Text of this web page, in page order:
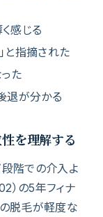
感じる
と指摘された
た
退が分かる
を理解する
階での介入よ
）の5年フィナ
脱毛が軽度な